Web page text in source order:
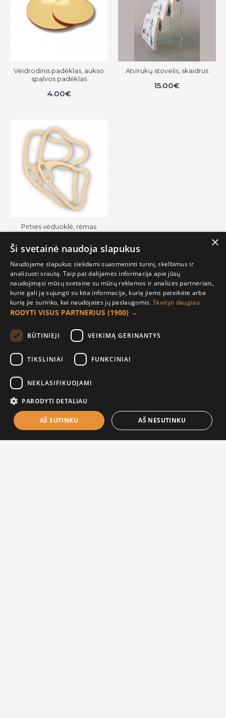
Veidrodinis padėklas, aukso
spalvos padėklas
4.00€
Atvirukų stovelis, skaidrus
15.00€
Pirties vėduoklė, rėmas
gamybai "Drugelis"
14.60€
Pasiektas produktų sąrašo galas!
Sekite mus
FILTER PRODUCTS
×
Ši svetainė naudoja slapukus
Naudojame slapukus siekdami suasmeninti turinį, skelbimus ir
analizuoti srautą. Taip pat dalijamės informacija apie jūsų
naudojimąsi mūsų svetaine su mūsų reklamos ir analizės partneriais,
kurie gali ją sujungti su kita informacija, kurią jiems pateikėte arba
kurią jie surinko, kai naudojatės jų paslaugomis.Skaityti daugiau
RODYTI VISUS PARTNERIUS (1900) →
BŪTINIEJI VEIKIMĄ GERINANTYS
TIKSLINIAI FUNKCINIAI
NEKLASIFIKUOJAMI
PARODYTI DETALIAU
AŠ SUTINKU AŠ NESUTINKU